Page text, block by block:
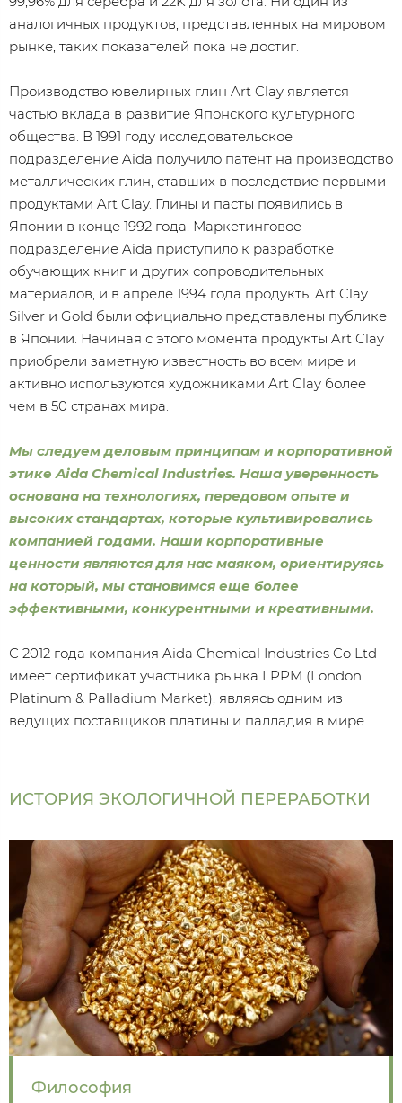
аналогичных продуктов, представленных на мировом
рынке, таких показателей пока не достиг.
Производство ювелирных глин Art Clay является
частью вклада в развитие Японского культурного
общества. В 1991 году исследовательское
подразделение Aida получило патент на производство
металлических глин, ставших в последствие первыми
продуктами Art Clay. Глины и пасты появились в
Японии в конце 1992 года. Маркетинговое
подразделение Aida приступило к разработке
обучающих книг и других сопроводительных
материалов, и в апреле 1994 года продукты Art Clay
Silver и Gold были официально представлены публике
в Японии. Начиная с этого момента продукты Art Clay
приобрели заметную известность во всем мире и
активно используются художниками Art Clay более
чем в 50 странах мира.
Мы следуем деловым принципам и корпоративной
этике Aida Chemical Industries. Наша уверенность
основана на технологиях, передовом опыте и
высоких стандартах, которые культивировались
компанией годами. Наши корпоративные
ценности являются для нас маяком, ориентируясь
на который, мы становимся еще более
эффективными, конкурентными и креативными.
С 2012 года компания Aida Chemical Industries Co Ltd
имеет сертификат участника рынка LPPM (London
Platinum & Palladium Market), являясь одним из
ведущих поставщиков платины и палладия в мире.
ИСТОРИЯ ЭКОЛОГИЧНОЙ ПЕРЕРАБОТКИ
Философия